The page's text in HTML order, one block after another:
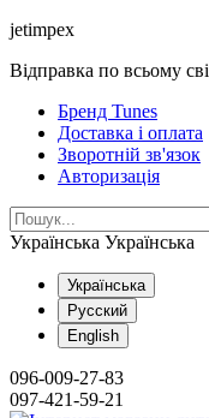
jetimpex
Відправка по всьому
Бренд Tunes
Доставка і оплата
Зворотній зв'язок
Авторизація
Українська Українська
Українська
Русский
English
096-009-27-83
097-421-59-21